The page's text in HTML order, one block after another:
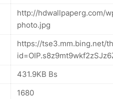
http://hdwallpaperg.com/
photo.jpg
https://tse3.mm.bing.net/
431.9KB Bs
1680